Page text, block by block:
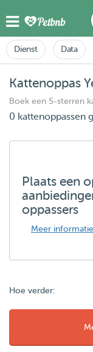
Dienst Data
Kattenoppas
Boek een 5-sterren
0 kattenoppassen
Plaats een
oppassers
Meer informatie
Hoe verder: